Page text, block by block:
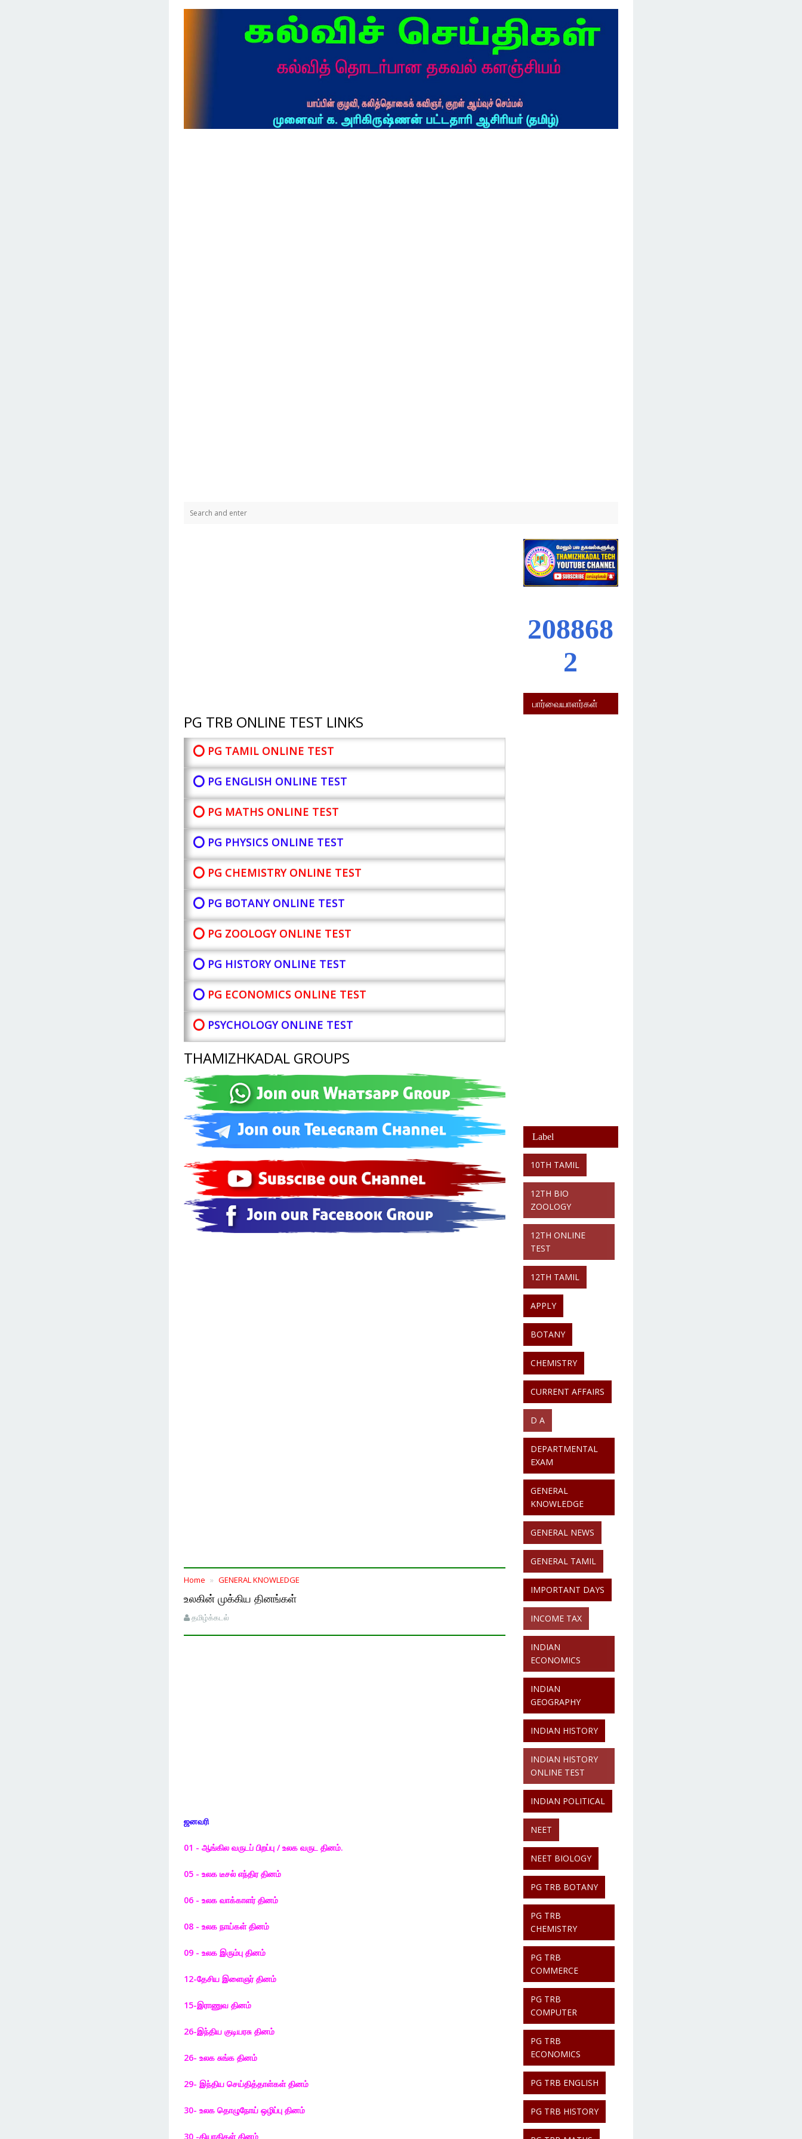
PG TRB ONLINE TEST LINKS
⭕ PG TAMIL ONLINE TEST
⭕ PG ENGLISH ONLINE TEST
⭕ PG MATHS ONLINE TEST
⭕ PG PHYSICS ONLINE TEST
⭕ PG CHEMISTRY ONLINE TEST
⭕ PG BOTANYONLINE TEST
⭕ PG ZOOLOGY ONLINE TEST
⭕ PG HISTORY ONLINE TEST
⭕ PG ECONOMICS ONLINE TEST
⭕ PSYCHOLOGY ONLINE TEST
THAMIZHKADAL GROUPS
Home GENERAL KNOWLEDGE
உலகின் முக்கிய தினங்கள்
தமிழ்க்கடல்
ஜனவரி
01 - ஆங்கில வருடப் பிறப்பு / உலக வருட தினம்.
05 - உலக டீசல் எந்திர தினம்
06 - உலக வாக்காளர் தினம்
08 - உலக நாய்கள் தினம்
09 - உலக இரும்பு தினம்
12-தேசிய இளைஞர் தினம்
15-இராணுவ தினம்
26-இந்திய குடியரசு தினம்
26- உலக சுங்க தினம்
29- இந்திய செய்தித்தாள்கள் தினம்
30- உலக தொழுநோய் ஒழிப்பு தினம்
30 -தியாகிகள் தினம்
208868
2
பார்வையாளர்கள்
Label
10TH TAMIL
12TH BIO
ZOOLOGY
12TH ONLINE
TEST
12TH TAMIL
APPLY
BOTANY
CHEMISTRY
CURRENT AFFAIRS
D A
DEPARTMENTAL
EXAM
GENERAL
KNOWLEDGE
GENERAL NEWS
GENERAL TAMIL
IMPORTANT DAYS
INCOME TAX
INDIAN
ECONOMICS
INDIAN
GEOGRAPHY
INDIAN HISTORY
INDIAN HISTORY
ONLINE TEST
INDIAN POLITICAL
NEET
NEET BIOLOGY
PG TRB BOTANY
PG TRB
CHEMISTRY
PG TRB
COMMERCE
PG TRB
COMPUTER
PG TRB
ECONOMICS
PG TRB ENGLISH
PG TRB HISTORY